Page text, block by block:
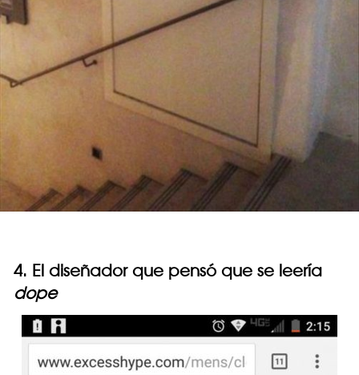
4. El diseñador que pensó que se leería
dope